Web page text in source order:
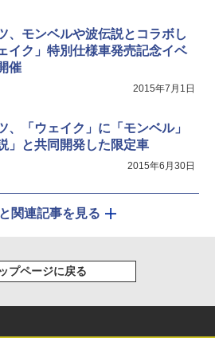
、モンベルや波伝説とコラボし
イク」特別仕様車発売記念イベ
催
2015年7月1日
、「ウェイク」に「モンベル」
」と共同開発した限定車
2015年6月30日
関連記事を見る
プページに戻る